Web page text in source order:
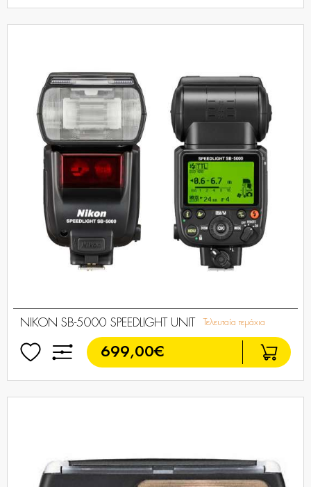
NIKON SB-5000 SPEEDLIGHT UNIT Τελευταία τεμάχια
699,00€